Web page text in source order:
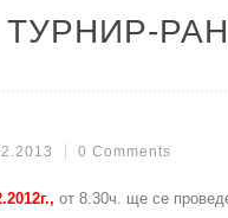
ТУРНИР-
0 Comments
от 8.30ч. ще се